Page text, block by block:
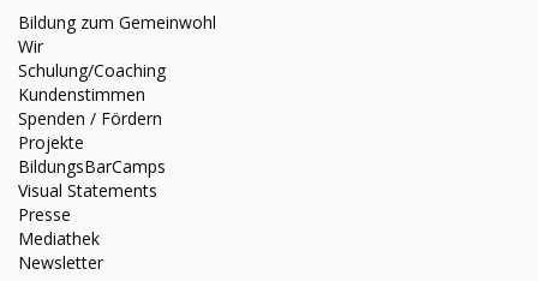
Bildung zum Gemeinwohl
Wir
Schulung/Coaching
Kundenstimmen
Spenden / Fördern
Projekte
BildungsBarCamps
Visual Statements
Presse
Mediathek
Newsletter